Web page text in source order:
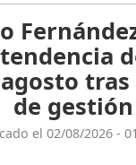
tras
de gestión
el 02/08/2026 -